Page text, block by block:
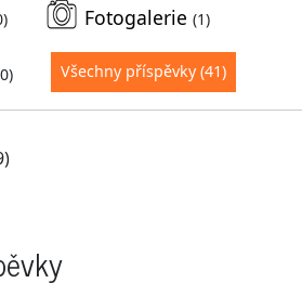
Fotogalerie (1)
Všechny příspěvky (41)